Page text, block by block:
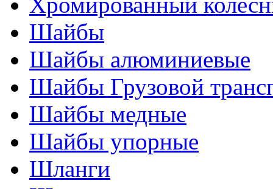
Шайбы
Шайбы алюминиевые
Шайбы Грузовой
Шайбы медные
Шайбы упорные
Шланги